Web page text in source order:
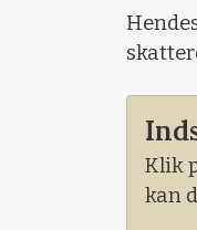
Klik
kan